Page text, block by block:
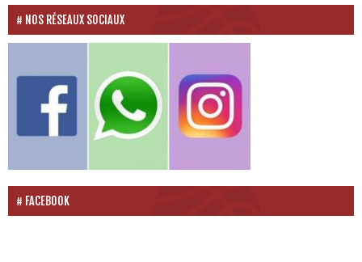
NOS RÉSEAUX SOCIAUX
FACEBOOK